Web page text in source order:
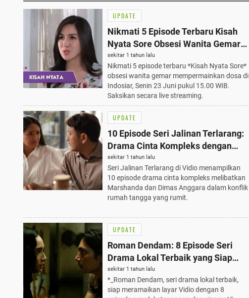
UPDATE
Nikmati 5 Episode Terbaru Kisah
Nyata Sore Obsesi Wanita Gemar
Mempermainkan Dosa di Indosiar,
Senin 23 Juni Pukul 15.00 WIB
sekitar 1 tahun lalu
Nikmati 5 episode terbaru *Kisah Nyata Sore*
obsesi wanita gemar mempermainkan dosa di
Indosiar, Senin 23 Juni pukul 15.00 WIB.
Saksikan secara live streaming.
UPDATE
10 Episode Seri Jalinan Terlarang:
Drama Cinta Kompleks dengan
Marshanda dan Dimas Anggara
sekitar 1 tahun lalu
Seri Jalinan Terlarang di Vidio menampilkan
10 episode drama cinta kompleks melibatkan
Marshanda dan Dimas Anggara dalam konflik
rumah tangga yang rumit.
UPDATE
Roman Dendam: 8 Episode Seri
Drama Lokal Terbaik yang Siap
Meramaikan Layar Vidio pada 27
Juni 2025
sekitar 1 tahun lalu
*_Roman Dendam, seri drama lokal terbaik,
siap meramaikan layar Vidio dengan 8